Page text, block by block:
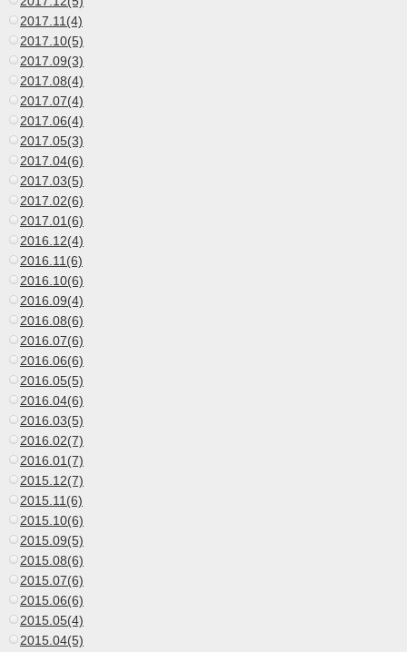
2017.11(4)
2017.10(5)
2017.09(3)
2017.08(4)
2017.07(4)
2017.06(4)
2017.05(3)
2017.04(6)
2017.03(5)
2017.02(6)
2017.01(6)
2016.12(4)
2016.11(6)
2016.10(6)
2016.09(4)
2016.08(6)
2016.07(6)
2016.06(6)
2016.05(5)
2016.04(6)
2016.03(5)
2016.02(7)
2016.01(7)
2015.12(7)
2015.11(6)
2015.10(6)
2015.09(5)
2015.08(6)
2015.07(6)
2015.06(6)
2015.05(4)
2015.04(5)